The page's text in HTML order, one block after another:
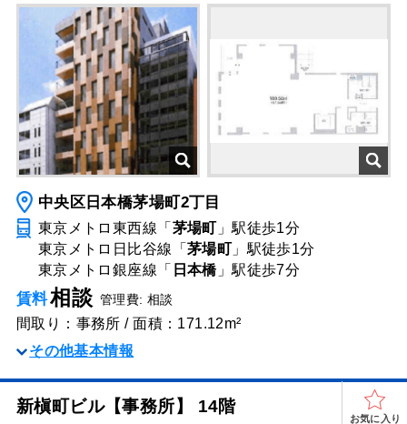
中央区日本橋茅場町2丁目
東京メトロ東西線「 茅場町 」駅徒歩1分
東京メトロ日比谷線「 茅場町 」駅徒歩1分
東京メトロ銀座線「
日本橋」駅徒歩7分
賃料相談 管理費: 相談
間取り：事務所 / 面積：171.12m²
その他基本情報
新槇町ビル【事務所】 14階
お気に入り